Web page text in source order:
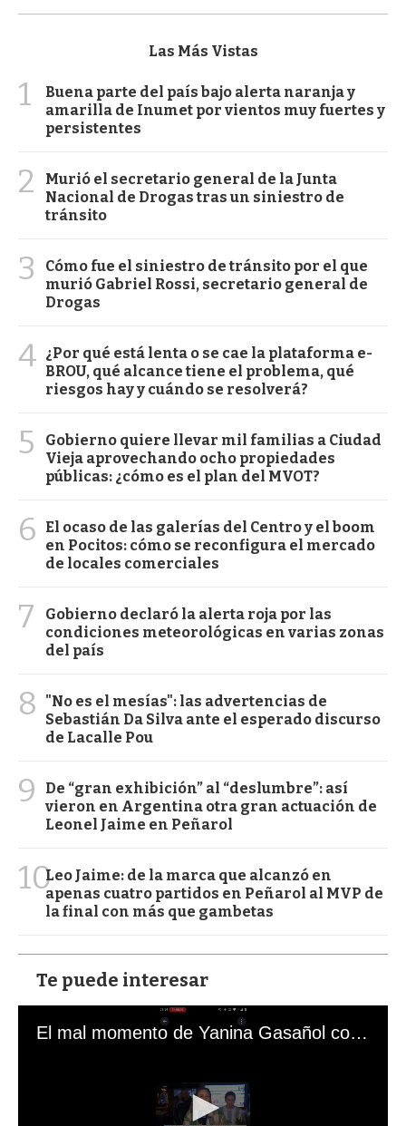
Las Más Vistas
1
Buena parte del país bajo alerta naranja y
amarilla de Inumet por vientos muy fuertes y
persistentes
2
Murió el secretario general de la Junta
Nacional de Drogas tras un siniestro de
tránsito
3
Cómo fue el siniestro de tránsito por el que
murió Gabriel Rossi, secretario general de
Drogas
4 ¿Por qué está lenta o se cae la plataforma e-
BROU, qué alcance tiene el problema, qué
riesgos hay y cuándo se resolverá?
5
Gobierno quiere llevar mil familias a Ciudad
Vieja aprovechando ocho propiedades
públicas: ¿cómo es el plan del MVOT?
6
El ocaso de las galerías del Centro y el boom
en Pocitos: cómo se reconfigura el mercado
de locales comerciales
7
Gobierno declaró la alerta roja por las
condiciones meteorológicas en varias zonas
del país
8
"No es el mesías": las advertencias de
Sebastián Da Silva ante el esperado discurso
de Lacalle Pou
9
De “gran exhibición” al “deslumbre”: así
vieron en Argentina otra gran actuación de
Leonel Jaime en Peñarol
10Leo Jaime: de la marca que alcanzó en
apenas cuatro partidos en Peñarol al MVP de
la final con más que gambetas
Te puede interesar
El mal momento de Yanina Gasañol con un hincha argentino en "Subrayado"